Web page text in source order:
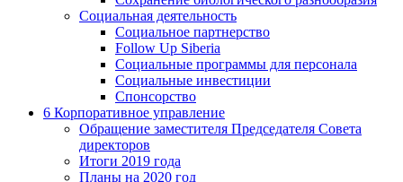
Социальная деятельность
Социальное партнерство
Follow Up Siberia
Социальные программы для персонала
Социальные инвестиции
Спонсорство
6 Корпоративное управление
Обращение заместителя Председателя Совета
директоров
Итоги 2019 года
Планы на 2020 год